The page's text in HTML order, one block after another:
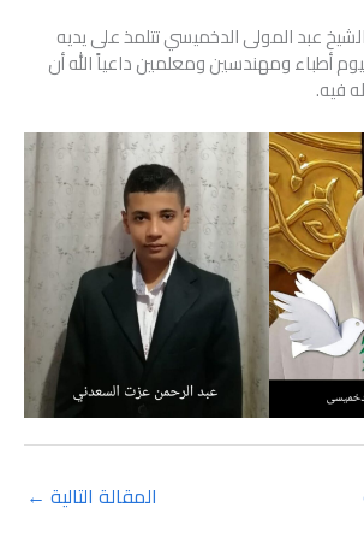
عبد المولى الدخميسي تتلمذ على يديه
أطباء ومهندسين ومعلمين داعياً الله أن
فيه.
المقالة التالية ←